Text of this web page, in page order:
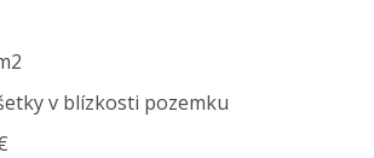
v blízkosti pozemku